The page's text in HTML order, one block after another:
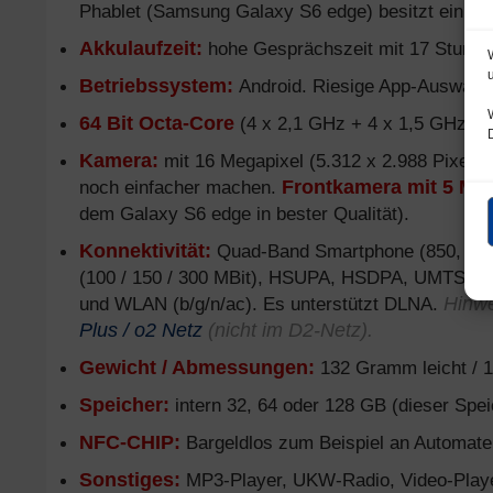
Phablet (Samsung Galaxy S6 edge) besitzt ein “
Akkulaufzeit: hohe Gesprächszeit mit 17
Betriebssystem: Android. Riesige App-
64 Bit Octa-Core (4 x 2,1 GHz + 4 x 1,5 GHz)
Kamera: mit 16 Megapixel (5.312 x 2.988 Pixel).
noch einfacher machen. Frontkamera mit 5
dem Galaxy S6 edge in bester Qualität).
Konnektivität: Quad-Band Smartphone (850,
(100 / 150 / 300 MBit), HSUPA, HSDPA, UMTS,
und WLAN (b/g/n/ac). Es unterstützt DLNA.
Plus / o2 Netz (nicht im D2-Netz).
Gewicht / Abmessungen: 132 Gramm leicht /
Speicher: intern 32, 64 oder 128 GB (dieser
NFC-CHIP: Bargeldlos zum Beispiel an
Sonstiges: MP3-Player, UKW-Radio, Video-